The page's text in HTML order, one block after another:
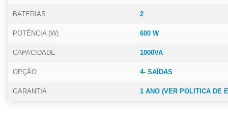
BATERIAS 2
POTÊNCIA (W) 600 W
CAPACIDADE 1000VA
OPÇÃO 4- SAÍDAS
GARANTIA 1 ANO (VER POLITICA DE